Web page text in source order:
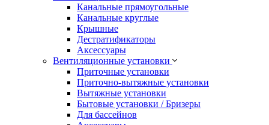
Канальные прямоугольные
Канальные круглые
Крышные
Дестратификаторы
Аксессуары
Вентиляционные установки
Приточные установки
Приточно-вытяжные установки
Вытяжные установки
Бытовые установки / Бризеры
Для бассейнов